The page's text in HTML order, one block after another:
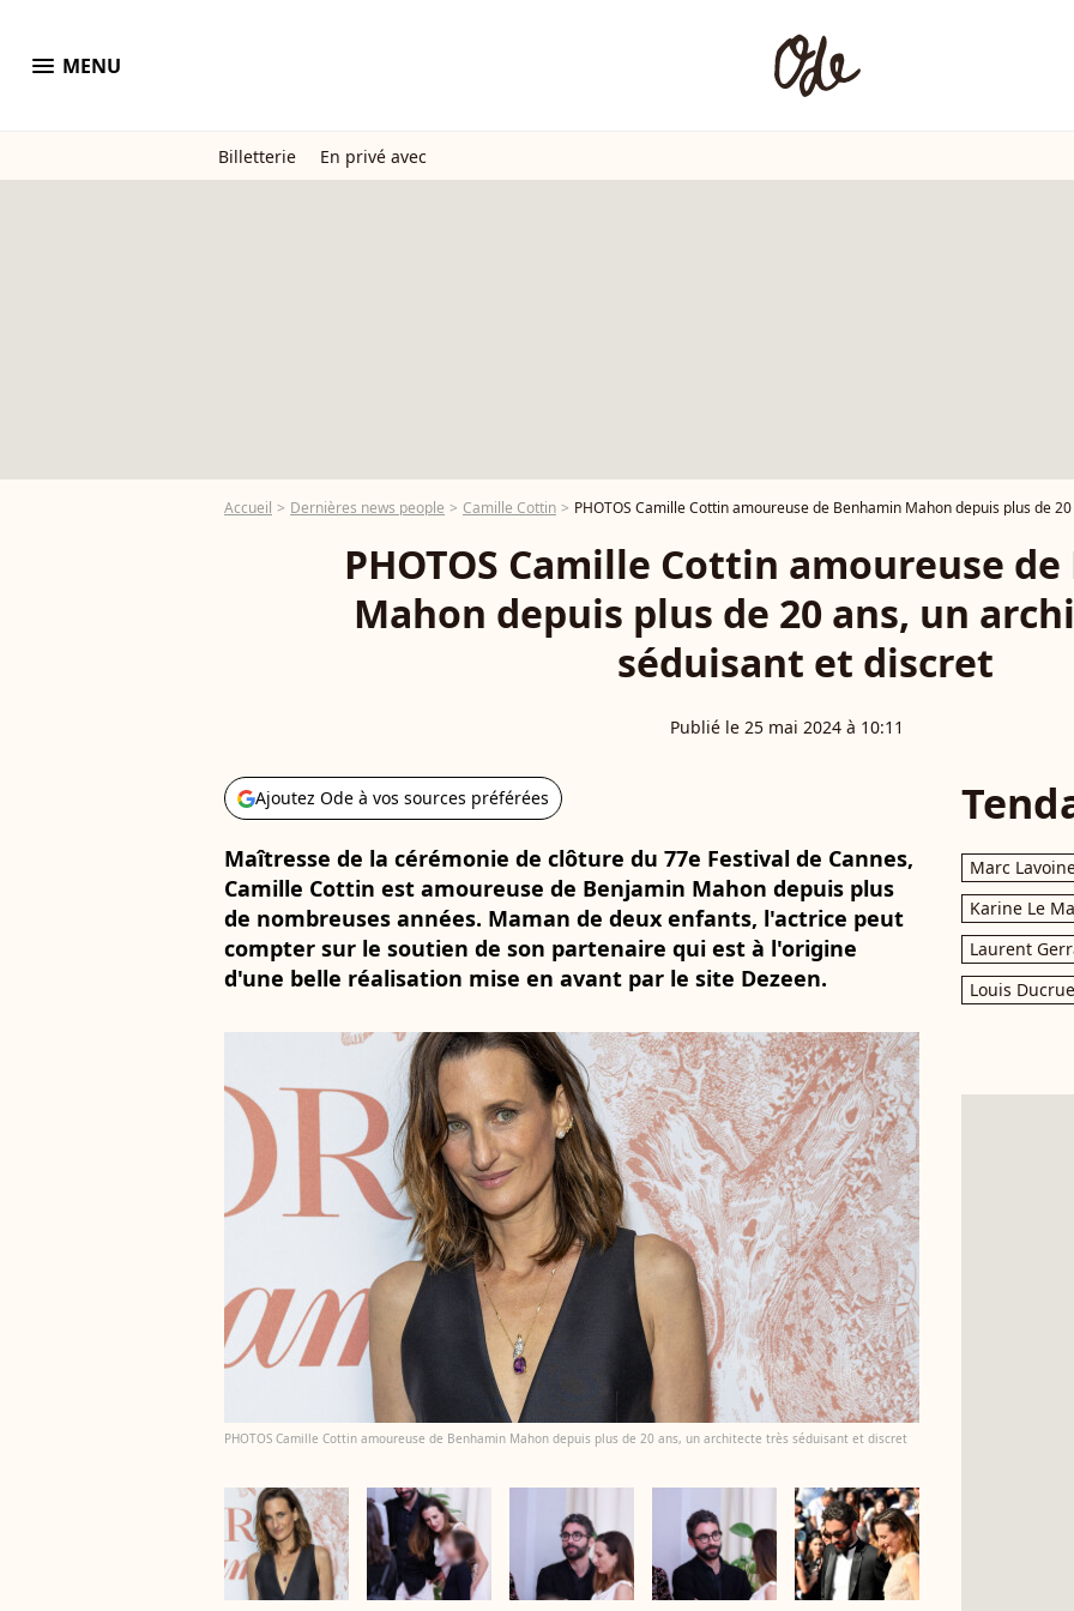
menu MENU
Billetterie En privé avec
Accueil Dernières news people Camille Cottin PHOTOS Camille Cottin amoureuse de Benhamin Mahon depuis plus de
PHOTOS Camille Cottin amoureuse
Mahon depuis plus de 20 ans, un
séduisant et discret
Publié le 25 mai 2024 à 10:11
Ajoutez Ode à vos sources préférées
Maîtresse de la cérémonie de clôture du 77e Festival de Cannes,
Camille Cottin est amoureuse de Benjamin Mahon depuis plus
de nombreuses années. Maman de deux enfants, l'actrice peut
compter sur le soutien de son partenaire qui est à l'origine
d'une belle réalisation mise en avant par le site Dezeen.
PHOTOS Camille Cottin amoureuse de Benhamin Mahon depuis plus de 20 ans, un architecte très séduisant et discret
Marc
Karine Le
Laurent
Louis